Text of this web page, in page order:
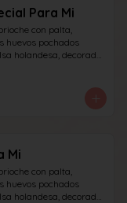
Para Mi
con palta,
huevos pochados
holandesa, decorado
simple o té
puede ser doble por
Mi
con palta,
huevos pochados
holandesa, decorado